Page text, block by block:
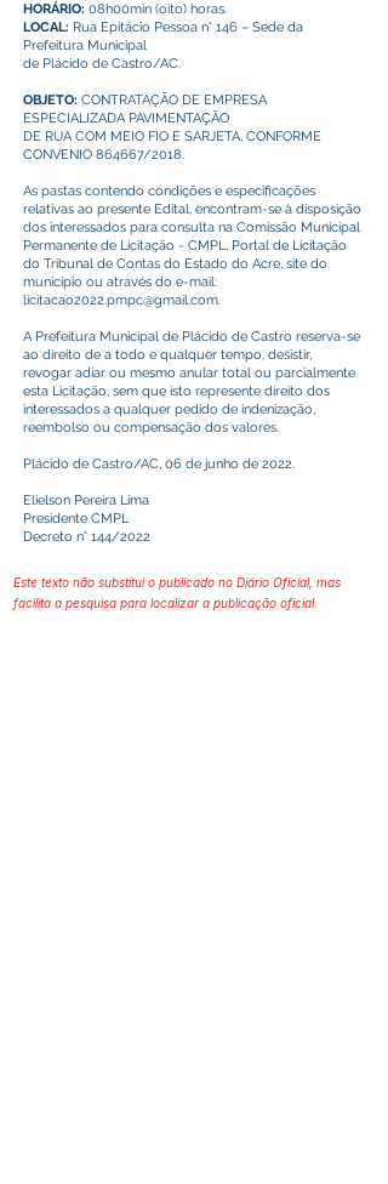
HORÁRIO: 08h00min (oito) horas.
LOCAL: Rua Epitácio Pessoa n° 146 – Sede da
Prefeitura Municipal
de Plácido de Castro/AC.
OBJETO: CONTRATAÇÃO DE EMPRESA
ESPECIALIZADA PAVIMENTAÇÃO
DE RUA COM MEIO FIO E SARJETA, CONFORME
CONVENIO 864667/2018.
As pastas contendo condições e especificações
relativas ao presente Edital, encontram-se à disposição
dos interessados para consulta na Comissão Municipal
Permanente de Licitação - CMPL, Portal de Licitação
do Tribunal de Contas do Estado do Acre, site do
município ou através do e-mail:
licitacao2022.pmpc@gmail.com.
A Prefeitura Municipal de Plácido de Castro reserva-se
ao direito de a todo e qualquer tempo, desistir,
revogar adiar ou mesmo anular total ou parcialmente
esta Licitação, sem que isto represente direito dos
interessados a qualquer pedido de indenização,
reembolso ou compensação dos valores.
Plácido de Castro/AC, 06 de junho de 2022.
Elielson Pereira Lima
Presidente CMPL
Decreto n° 144/2022
Este texto não substitui o publicado no Diário Oficial, mas
facilita a pesquisa para localizar a publicação oficial.